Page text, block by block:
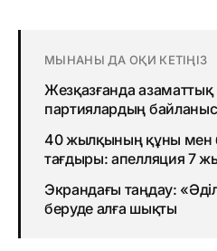
МЫНАНЫ ДА ОҚИ КЕТІҢІЗ
Жезқазғанда
партиялардың
40 жылқының құны мен
тағдыры: апелляция 7
Экрандағы таңдау:
беруде алға шықты